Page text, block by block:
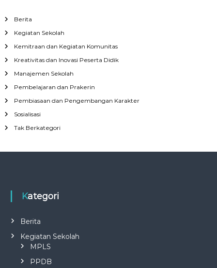
Berita
Kegiatan Sekolah
Kemitraan dan Kegiatan Komunitas
Kreativitas dan Inovasi Peserta Didik
Manajemen Sekolah
Pembelajaran dan Prakerin
Pembiasaan dan Pengembangan Karakter
Sosialisasi
Tak Berkategori
Kategori
Berita
Kegiatan Sekolah
MPLS
PPDB